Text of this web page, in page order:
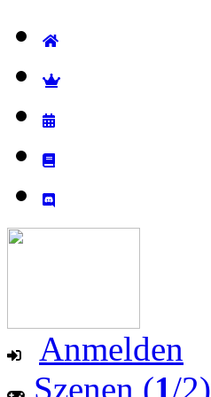
Anmelden
Szenen (1/2)